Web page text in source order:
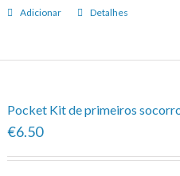
Adicionar Detalhes
Pocket Kit de primeiros
€6.50